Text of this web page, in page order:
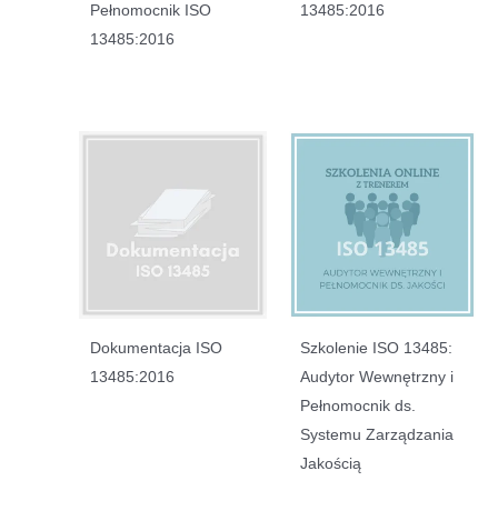
Pełnomocnik ISO
13485:2016
13485:2016
Dokumentacja ISO
13485:2016
Szkolenie ISO 13485:
Audytor Wewnętrzny i
Pełnomocnik ds.
Systemu Zarządzania
Jakością